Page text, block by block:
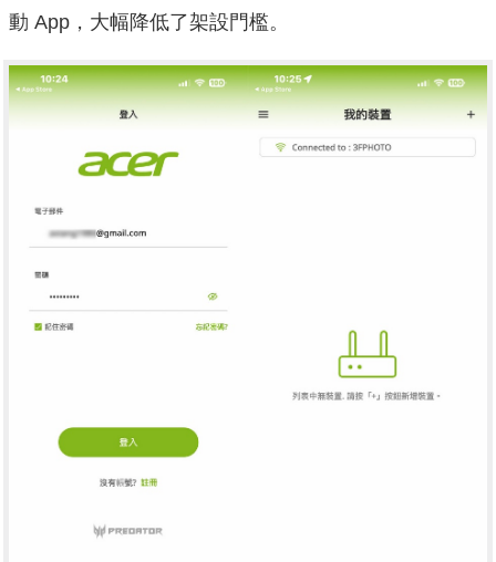
動 App，大幅降低了架設門檻。